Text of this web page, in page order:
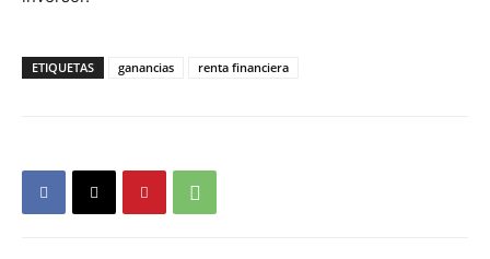
ETIQUETAS ganancias renta financiera